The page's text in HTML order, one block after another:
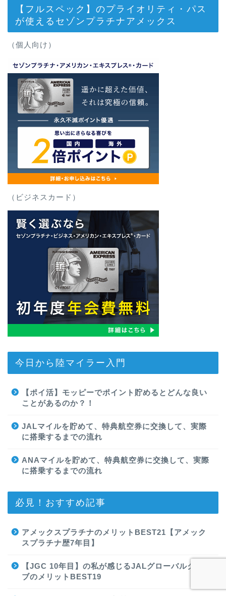
【フルスペック】のプライオリティ・パス
が使えるセゾンプラチナアメックス
（個人向け）
（ビジネスカード）
今日から陸マイラー入門
【ポイ活】モッピーでポイント貯めるとどんな良い
ことがあるのか？！
JALマイルを貯めて、特典航空券に交換して、実際
に搭乗するまでの流れ
ANAマイルを貯めて、特典航空券に交換して、実際
に搭乗するまでの流れ
必見！おすすめ記事
アメックスプラチナのメリットBEST21【アメック
スプラチナ歴7年目】
【JGC 10年目】の私が感じるJALグローバルクラ
ブのメリットBEST19